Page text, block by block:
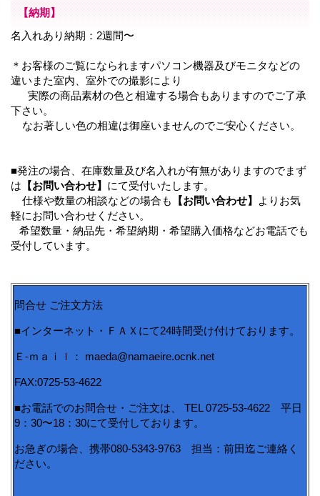
【納期】
名入れあり納期：2週間〜
＊お客様のご覧になられますパソコン機器及びモニタなどの
違いまた室内、室外での撮影により
実際の商品素材の色と相違する場合もありますのでご了承
下さい。
なお著しい色の相違は御座いませんのでご安心ください。
■発注の場合、在庫数量及び名入れが有無がありますのでまず
は 【お問い合わせ】 にて受付いたします。
仕様や数量の相談などの場合も
【お問い合わせ】
よりお気
軽にお問い合わせください。
希望数量・納品先・希望納期・希望購入価格などお電話でも
受付しています。
問合せ ご注文方法
■インターネット・ＦＡＸにて24時間受け付けております。
Ｅ-ｍａｉｌ： maeda@namaeire.ocnk.net
FAX:0725-53-4622
■お電話でのお問合せ・ご注文は、 TEL 0725-53-4622 平日
9：30〜18：30にて受付しております。
お急ぎの場合、携帯080-5343-9763 担当：前田迄ご連絡く
ださい。